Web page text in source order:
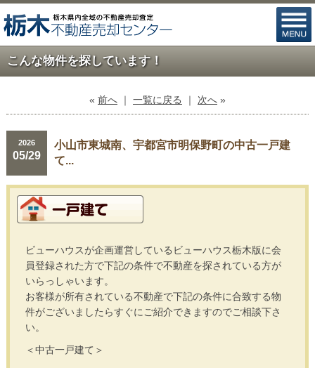
こんな物件を探しています！
« 前へ ｜ 一覧に戻る ｜ 次へ »
2026
05/29
小山市東城南、宇都宮市明保野町の中古一戸建
て...
ビューハウスが企画運営しているビューハウス栃木版に会
員登録された方で下記の条件で不動産を探されている方が
いらっしゃいます。
お客様が所有されている不動産で下記の条件に合致する物
件がございましたらすぐにご紹介できますのでご相談下さ
い。
＜中古一戸建て＞